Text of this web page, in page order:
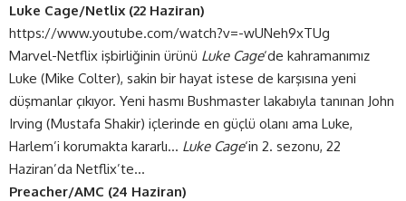
Luke Cage/Netlix (22 Haziran)
https://www.youtube.com/watch?v=-wUNeh9xTUg
Marvel-Netflix işbirliğinin ürünü Luke Cage‘de kahramanımız
Luke (Mike Colter), sakin bir hayat istese de karşısına yeni
düşmanlar çıkıyor. Yeni hasmı Bushmaster lakabıyla tanınan John
Irving (Mustafa Shakir) içlerinde en güçlü olanı ama Luke,
Harlem’i korumakta kararlı… Luke Cage‘in 2. sezonu, 22
Haziran’da Netflix’te…
Preacher/AMC (24 Haziran)